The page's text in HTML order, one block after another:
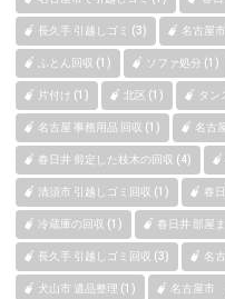
長久手 引越しゴミ (3) 名古屋
ふとん回収 (1) ソファ処分 (1)
片付け (1) 北区 (1) タン
名古屋 事務用品 回収 (1) 名古
春日井 剪定した枝木の回収 (4)
清須市 引越しゴミ回収 (1) 春
冷蔵庫の回収 (1) 春日井 部屋
長久手 引越しゴミ回収 (3) 名
犬山市 遺品整理 (1) 名古屋市